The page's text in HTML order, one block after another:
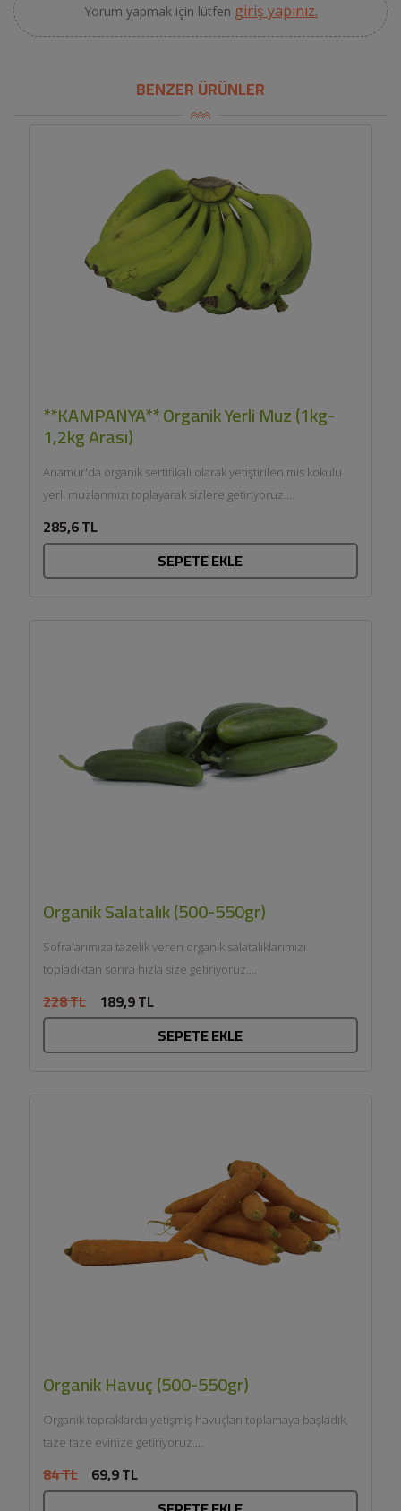
Yorum yapmak için lütfen giriş yapınız.
BENZER ÜRÜNLER
**KAMPANYA** Organik Yerli Muz (1kg-
1,2kg Arası)
Anamur'da organik sertifikalı olarak yetiştirilen mis kokulu
yerli muzlarımızı toplayarak sizlere getiriyoruz....
285,6 TL
SEPETE EKLE
Organik Salatalık (500-550gr)
Sofralarımıza tazelik veren organik salatalıklarımızı
topladıktan sonra hızla size getiriyoruz....
228 TL 189,9 TL
SEPETE EKLE
Organik Havuç (500-550gr)
Organik topraklarda yetişmiş havuçları toplamaya başladık,
taze taze evinize getiriyoruz....
84 TL 69,9 TL